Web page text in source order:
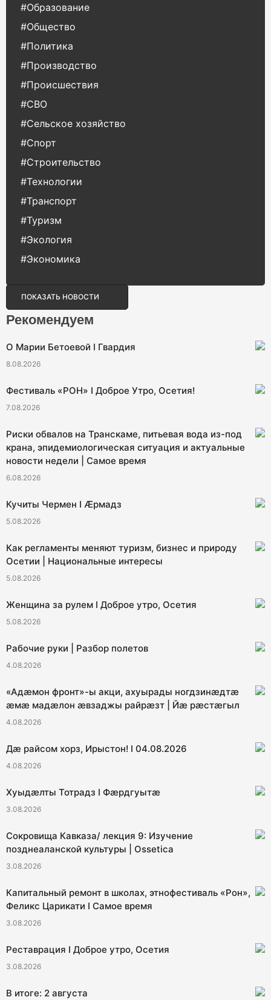
#Образование
#Общество
#Политика
#Производство
#Происшествия
#СВО
#Сельское хозяйство
#Спорт
#Строительство
#Технологии
#Транспорт
#Туризм
#Экология
#Экономика
ПОКАЗАТЬ НОВОСТИ
Рекомендуем
О Марии Бетоевой I Гвардия
8.08.2026
Фестиваль «РОН» I Доброе Утро, Осетия!
7.08.2026
Риски обвалов на Транскаме, питьевая вода из-под
крана, эпидемиологическая ситуация и актуальные
новости недели | Самое время
6.08.2026
Кучиты Чермен I Æрмадз
5.08.2026
Как регламенты меняют туризм, бизнес и природу
Осетии | Национальные интересы
5.08.2026
Женщина за рулем I Доброе утро, Осетия
5.08.2026
Рабочие руки | Разбор полетов
4.08.2026
«Адæмон фронт»-ы акци, ахуырады ногдзинæдтæ
æмæ мадæлон æвзаджы райрæзт | Йæ рæстæгыл
4.08.2026
Дæ райсом хорз, Ирыстон! I 04.08.2026
4.08.2026
Хуыдæлты Тотрадз I Фæрдгуытæ
3.08.2026
Сокровища Кавказа/ лекция 9: Изучение
позднеаланской культуры | Ossetica
3.08.2026
Капитальный ремонт в школах, этнофестиваль «Рон»,
Феликс Царикати I Самое время
3.08.2026
Реставрация I Доброе утро, Осетия
3.08.2026
В итоге: 2 августа